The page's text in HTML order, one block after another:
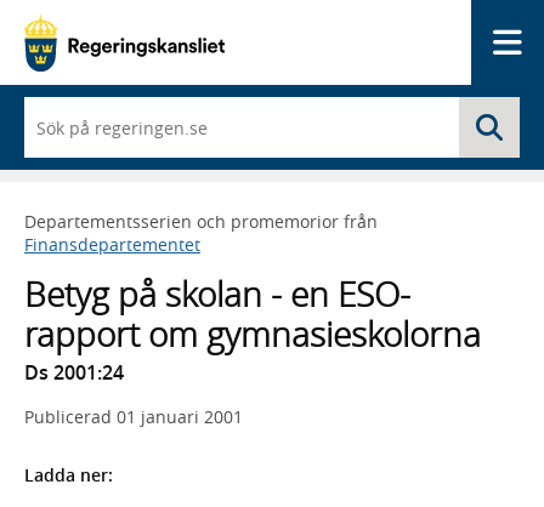
du
börjar
skriva
framträder
en
med
sökförslag
Departementsserien och promemorior från
Finansdepartementet
Betyg på skolan - en ESO-
rapport om gymnasieskolorna
Ds 2001:24
Publicerad 01 januari 2001
Ladda ner: